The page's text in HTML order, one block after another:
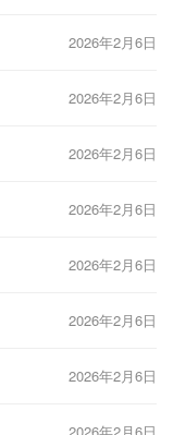
2026年2月6日
2026年2月6日
2026年2月6日
2026年2月6日
2026年2月6日
2026年2月6日
2026年2月6日